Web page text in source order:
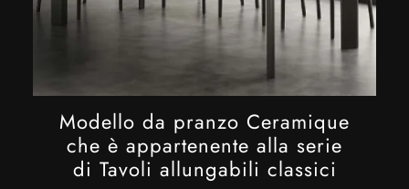
Modello da pranzo Ceramique
che è appartenente alla serie
di Tavoli allungabili classici